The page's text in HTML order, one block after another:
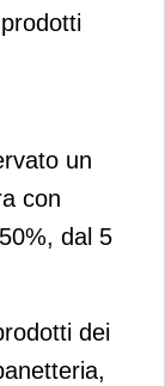
un
con
dal 5
dei